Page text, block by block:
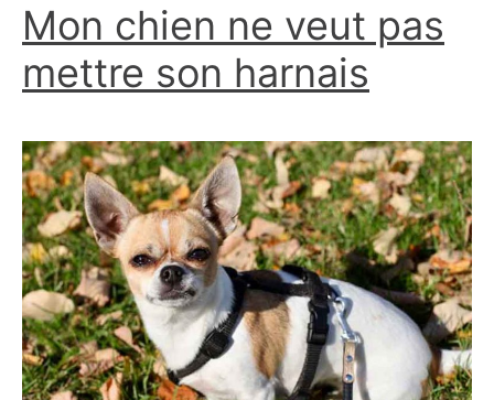
Mon chien ne veut pas
mettre son harnais